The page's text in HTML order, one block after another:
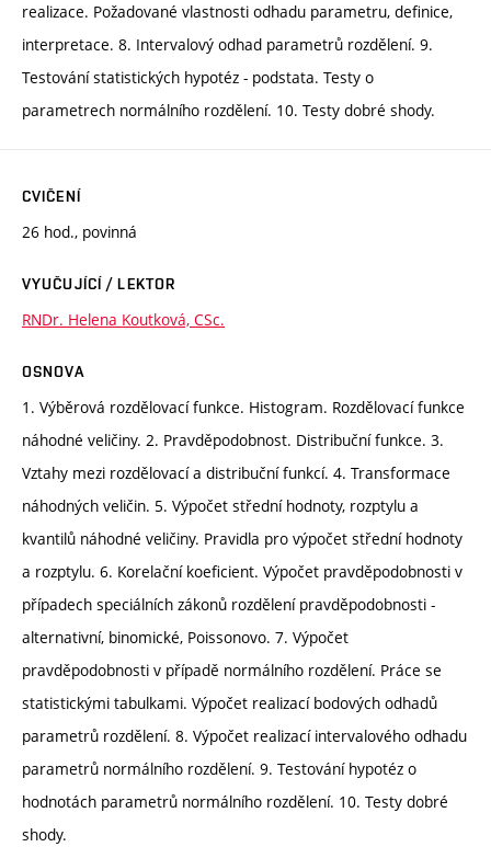
realizace. Požadované vlastnosti odhadu parametru, definice,
interpretace. 8. Intervalový odhad parametrů rozdělení. 9.
Testování statistických hypotéz - podstata. Testy o
parametrech normálního rozdělení. 10. Testy dobré shody.
CVIČENÍ
26 hod., povinná
VYUČUJÍCÍ / LEKTOR
RNDr. Helena Koutková, CSc.
OSNOVA
1. Výběrová rozdělovací funkce. Histogram. Rozdělovací funkce
náhodné veličiny. 2. Pravděpodobnost. Distribuční funkce. 3.
Vztahy mezi rozdělovací a distribuční funkcí. 4. Transformace
náhodných veličin. 5. Výpočet střední hodnoty, rozptylu a
kvantilů náhodné veličiny. Pravidla pro výpočet střední hodnoty
a rozptylu. 6. Korelační koeficient. Výpočet pravděpodobnosti v
případech speciálních zákonů rozdělení pravděpodobnosti -
alternativní, binomické, Poissonovo. 7. Výpočet
pravděpodobnosti v případě normálního rozdělení. Práce se
statistickými tabulkami. Výpočet realizací bodových odhadů
parametrů rozdělení. 8. Výpočet realizací intervalového odhadu
parametrů normálního rozdělení. 9. Testování hypotéz o
hodnotách parametrů normálního rozdělení. 10. Testy dobré
shody.